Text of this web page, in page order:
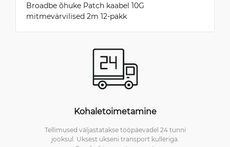
Broadbe õhuke Patch kaabel 10G
mitmevärvilised 2m 12-pakk
Kohaletoimetamine
Tellimused väljastatakse tööpäevadel 24 tunni
jooksul. Uksest ukseni transport kulleriga.